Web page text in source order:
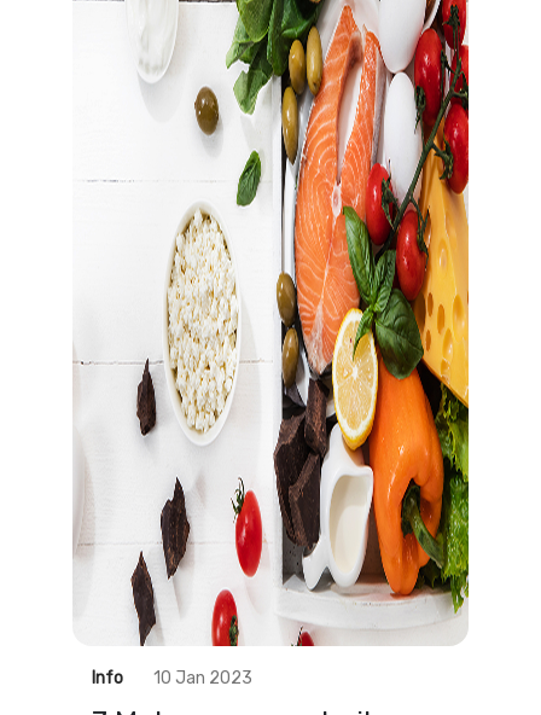
Info 10 Jan 2023